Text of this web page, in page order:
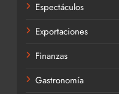
Espectáculos
Exportaciones
Finanzas
Gastronomía